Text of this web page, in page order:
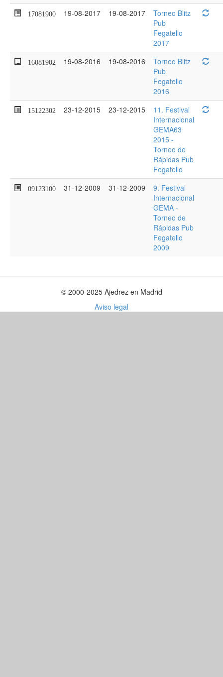
17081900 19-08-2017 19-08-2017
Torneo Blitz
Pub
Fegatello
2017
16081902 19-08-2016 19-08-2016
Torneo Blitz
Pub
Fegatello
2016
15122302 23-12-2015 23-12-2015
11. Festival
Internacional
GEMA63
2015 -
Torneo de
Rápidas Pub
Fegatello
09123100 31-12-2009 31-12-2009
9. Festival
Internacional
GEMA -
Torneo de
Rápidas Pub
Fegatello
2009
© 2000-2025 Ajedrez en Madrid
Aviso legal